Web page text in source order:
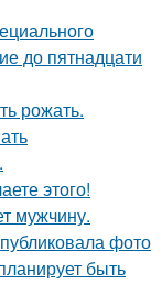
до пятнадцати
рожать.
этого!
мужчину.
фото
быть